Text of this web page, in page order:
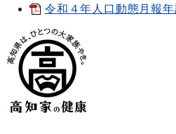
令和４年人口動態月報